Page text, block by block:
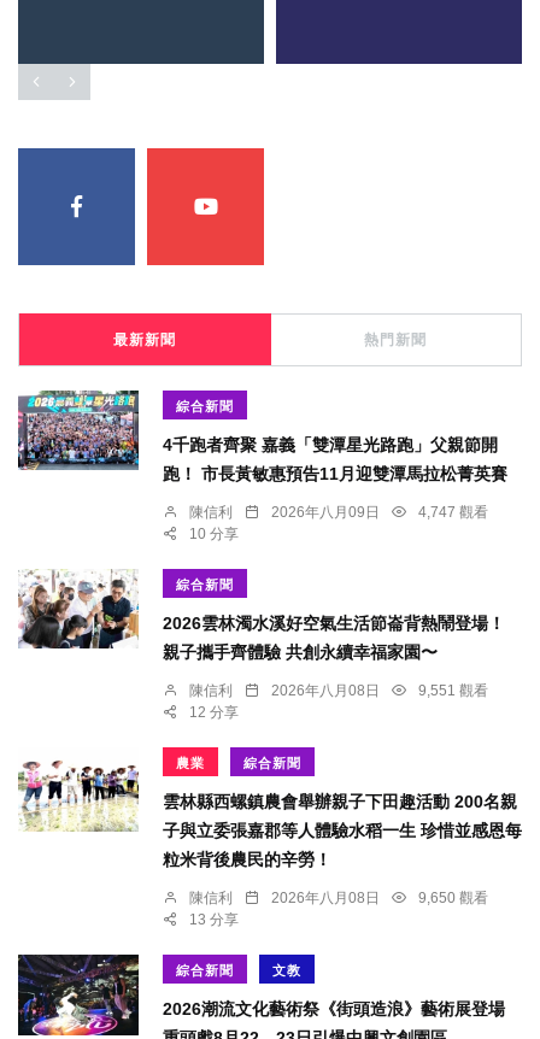
最新新聞 熱門新聞
綜合新聞
4千跑者齊聚 嘉義「雙潭星光路跑」父親節開
跑！ 市長黃敏惠預告11月迎雙潭馬拉松菁英賽
陳信利 2026年八月09日
4,747 觀看
10 分享
綜合新聞
2026雲林濁水溪好空氣生活節崙背熱鬧登場！
親子攜手齊體驗 共創永續幸福家園〜
陳信利 2026年八月08日
9,551 觀看
12 分享
農業 綜合新聞
雲林縣西螺鎮農會舉辦親子下田趣活動 200名親
子與立委張嘉郡等人體驗水稻一生 珍惜並感恩每
粒米背後農民的辛勞！
陳信利 2026年八月08日
9,650 觀看
13 分享
綜合新聞 文教
2026潮流文化藝術祭《街頭造浪》藝術展登場